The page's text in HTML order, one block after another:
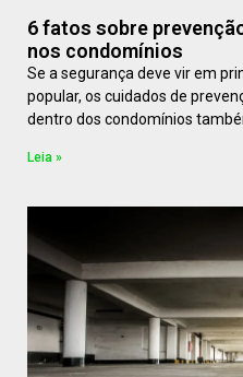
6 fatos sobre
nos condomínios
Se a segurança deve vir em
popular, os cuidados de
dentro dos condomínios
Leia »